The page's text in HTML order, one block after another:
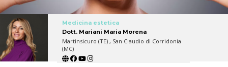
Medicina estetica
Dott. Mariani Maria Morena
Martinsicuro (TE) , San Claudio di Corridonia
(MC)